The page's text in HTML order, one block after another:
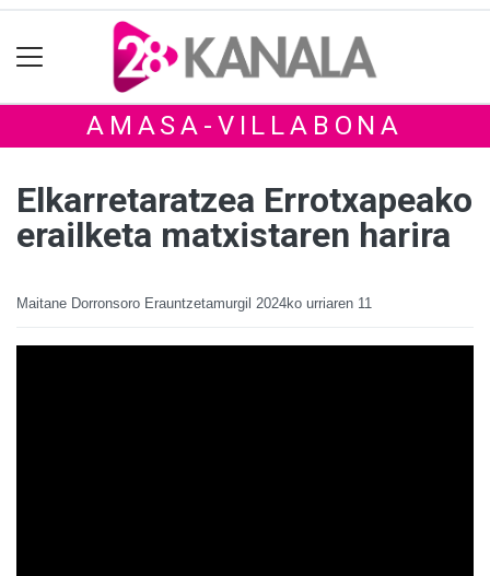
AMASA-VILLABONA
Elkarretaratzea Errotxapeako
erailketa matxistaren harira
Maitane Dorronsoro Erauntzetamurgil 2024ko urriaren 11